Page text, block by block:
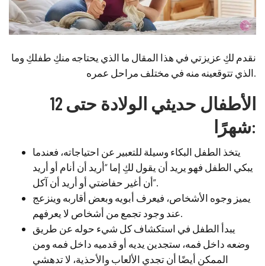
نقدم لكِ عزيزتي في هذا المقال ما الذي يحتاجه منكِ طفلكِ وما
الذي تتوقعينه منه في مختلف مراحل عمره.
الأطفال حديثي الولادة حتى 12
شهرًا:
يتخذ الطفل البكاء وسيلة للتعبير عن احتياجاته، فعندما
يبكي الطفل فهو يريد أن يقول لكِ إما “أريد أن أنام أو أريد
أن أغير حفاضتي أو أريد أن آكل”.
يميز وجوه الأشخاص، فيعرف أبويه وبعض أقاربه وينزعج
عند وجود تجمع من أشخاص لا يعرفهم.
يبدأ الطفل في استكشاف كل شيء حوله عن طريق
وضعه داخل فمه، ستجدين يديه أو قدميه داخل فمه ومن
الممكن أيضًا أن تجدي الألعاب والأحذية، لا تدهشي